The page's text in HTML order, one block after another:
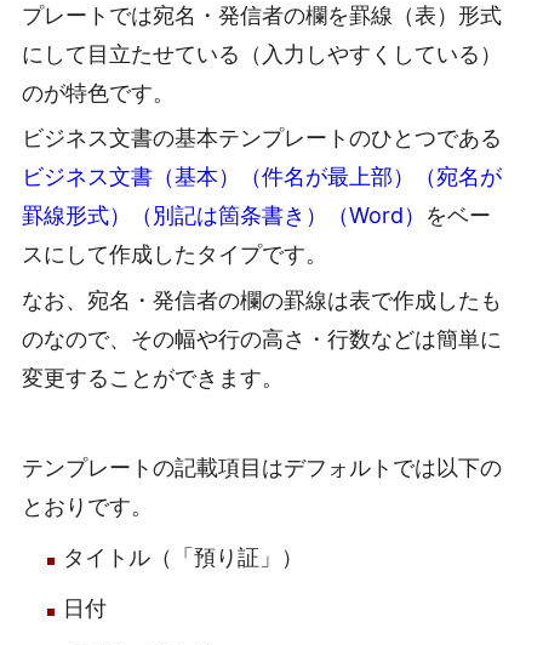
プレートでは宛名・発信者の欄を罫線（表）形式
にして目立たせている（入力しやすくしている）
のが特色です。
ビジネス文書の基本テンプレートのひとつである
ビジネス文書（基本）（件名が最上部）（宛名が
罫線形式）（別記は箇条書き）（Word） をベー
スにして作成したタイプです。
なお、宛名・発信者の欄の罫線は表で作成したも
のなので、その幅や行の高さ・行数などは簡単に
変更することができます。
テンプレートの記載項目はデフォルトでは以下の
とおりです。
タイトル（「預り証」）
日付